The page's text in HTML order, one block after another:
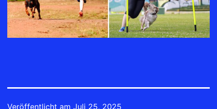
Veröffentlicht am Juli 25, 2025